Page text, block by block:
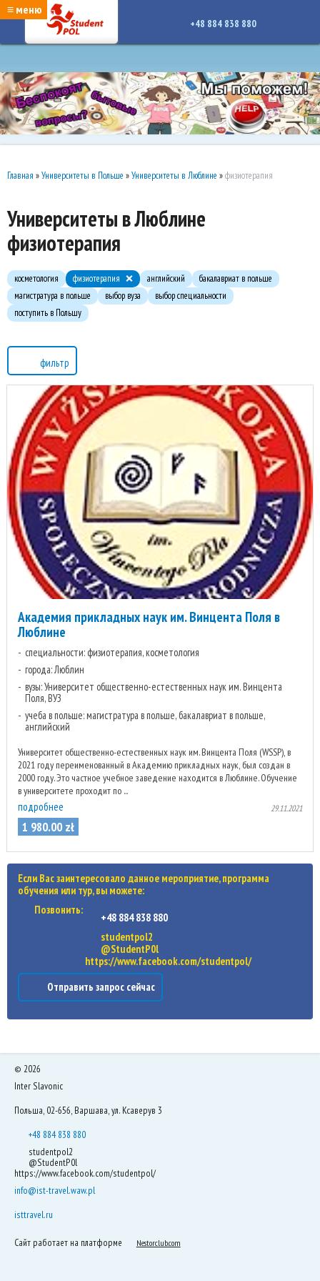
google-site-verification: google7a917c261df1566b.htmlgoogle-site-verification:
google7a917c261df1566b.html
≡ меню
+48 884 838 880
Главная »Университеты в Польше »Университеты в Люблине »физиотерапия
Университеты в Люблине
физиотерапия
косметология физиотерапия английский
бакалавриат в польше
магистратура в польше
выбор вуза
выбор специальности
поступить в Польшу
фильтр
Академия прикладных наук им. Винцента Поля в
Люблине
специальности: физиотерапия, косметология
города: Люблин
вузы: Университет общественно-естественных наук им. Винцента
Поля, ВУЗ
учеба в польше: магистратура в польше, бакалавриат в польше,
английский
Университет общественно-естественных наук им. Винцента Поля (WSSP), в
2021 году переименованный в Академию прикладных наук, был создан в
2000 году. Это частное учебное заведение находится в Люблине. Обучение
в университете проходит по ...
подробнее 29.11.2021
1 980.00 zł
Если Вас заинтересовало данное мероприятие, программа
обучения или тур, вы можете:
Позвонить:
+48 884 838 880
studentpol2
@StudentP0l
https://www.facebook.com/studentpol/
Отправить запрос сейчас
© 2026
Inter Slavonic
Польша, 02-656, Варшава, ул. Ксаверув 3
+48 884 838 880
studentpol2
@StudentP0l
https://www.facebook.com/studentpol/
info@ist-travel.waw.pl
isttravel.ru
Сайт работает на платформе Nestorclub.com